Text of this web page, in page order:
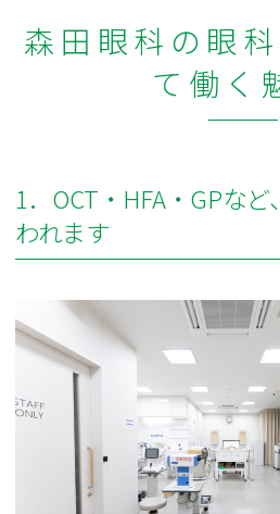
森田眼科の眼
て働く
1．OCT・HFA・GPな
われます